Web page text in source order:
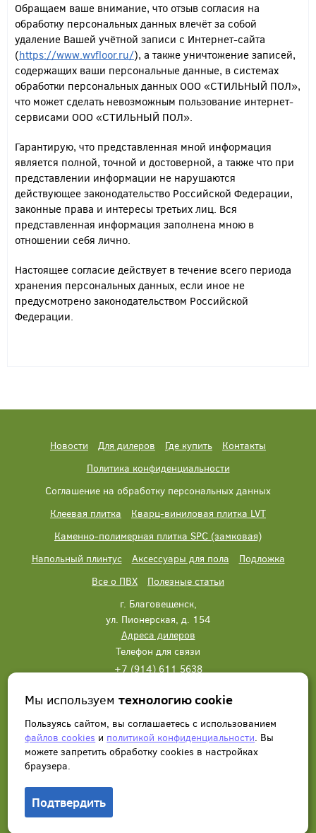
Обращаем ваше внимание, что отзыв согласия на
обработку персональных данных влечёт за собой
удаление Вашей учётной записи с Интернет-сайта
(https://www.wvfloor.ru/), а также уничтожение записей,
содержащих ваши персональные данные, в системах
обработки персональных данных ООО «СТИЛЬНЫЙ ПОЛ»,
что может сделать невозможным пользование интернет-
сервисами ООО «СТИЛЬНЫЙ ПОЛ».
Гарантирую, что представленная мной информация
является полной, точной и достоверной, а также что при
представлении информации не нарушаются
действующее законодательство Российской Федерации,
законные права и интересы третьих лиц. Вся
представленная информация заполнена мною в
отношении себя лично.
Настоящее согласие действует в течение всего периода
хранения персональных данных, если иное не
предусмотрено законодательством Российской
Федерации.
Новости Для дилеров Где купить
Контакты
Политика конфиденциальности
Соглашение на обработку персональных данных
Клеевая плитка
Кварц-виниловая плитка LVT
Каменно-полимерная плитка SPC (замковая)
Напольный плинтус
Аксессуары для пола
Подложка
Все о ПВХ
Полезные статьи
г. Благовещенск,
ул. Пионерская, д. 154
Адреса дилеров
Телефон для связи
+7 (914) 611 5638
Написать нам Заказать звонок
Мы используемтехнологию cookie
Пользуясь сайтом, вы соглашаетесь с использованием
файлов cookies и политикой конфиденциальности. Вы
можете запретить обработку сookies в настройках
браузера.
Подтвердить